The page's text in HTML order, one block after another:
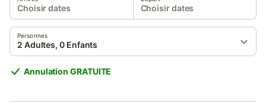
Choisir dates Choisir dates
Personnes
2 Adultes, 0 Enfants
Annulation GRATUITE